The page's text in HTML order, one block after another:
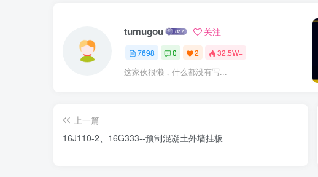
tumugou 关注
7698 0 2 32.5W+
这家伙很懒，什么都没有写...
上一篇
16J110-2、16G333--预制混凝土外墙挂板